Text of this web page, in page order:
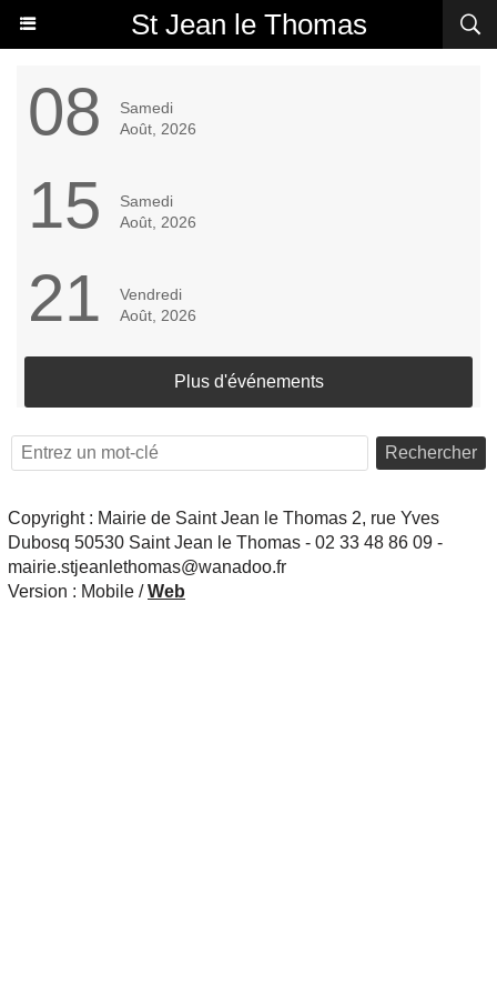
St Jean le Thomas
08
Samedi
Août, 2026
15
Samedi
Août, 2026
21
Vendredi
Août, 2026
Plus d'événements
Rechercher
Copyright : Mairie de Saint Jean le Thomas 2, rue Yves
Dubosq 50530 Saint Jean le Thomas - 02 33 48 86 09 -
mairie.stjeanlethomas@wanadoo.fr
Version : Mobile /Web